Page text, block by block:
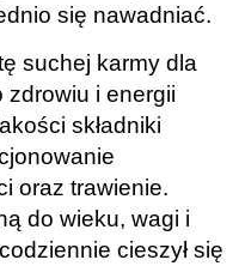
się nawadniać.
suchej karmy dla
zdrowiu i energii
składniki
oraz trawienie.
do wieku, wagi i
cieszył się